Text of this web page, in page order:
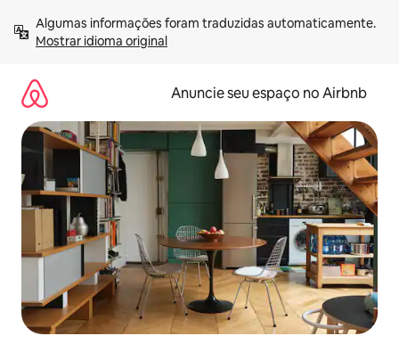
para
Mostrar idioma original
Anuncie seu espaço no Airbnb